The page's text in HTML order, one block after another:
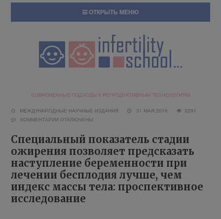
ОТКРЫТЬ МЕНЮ
МЕЖДУНАРОДНЫЕ НАУЧНЫЕ ИЗДАНИЯ 31 МАЯ 2016
3291
КОММЕНТАРИИ ОТКЛЮЧЕНЫ
Специальный показатель стадии
ожирения позволяет предсказать
наступление беременности при
лечении бесплодия лучше, чем
индекс массы тела: проспективное
исследование